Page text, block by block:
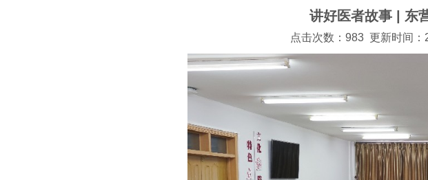
讲好医者故事 | 东
点击次数：983 更新时间：